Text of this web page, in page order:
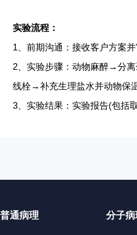
实验流程：
1、前期沟通：接收客户方案
2、实验步骤：动物麻醉→分
线栓→补充生理盐水并动物保
3、实验结果：实验报告(包括
普通病理 分子病